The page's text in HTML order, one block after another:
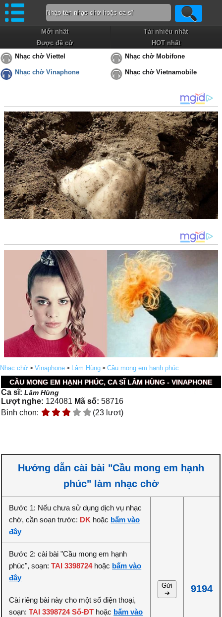
Mới nhất
Tải nhiều nhất
Được đề cử
HOT nhất
Nhạc chờ Viettel
Nhạc chờ Mobifone
Nhạc chờ Vinaphone Nhạc chờ Vietnamobile
Nhạc chờ > Vinaphone > Lâm Hùng > Cầu mong em hạnh phúc
CẦU MONG EM HẠNH PHÚC, CA SĨ LÂM HÙNG - VINAPHONE
Ca sĩ:Lâm Hùng
Lượt nghe: 124081 Mã số: 58716
Bình chọn:
(23 lượt)
Hướng dẫn cài bài "Cầu mong em hạnh
phúc" làm nhạc chờ
Bước 1: Nếu chưa sử dụng dịch vụ nhạc
chờ, cần soạn trước: DK hoặc bấm vào
đây
Gửi
➔
9194
Bước 2: cài bài "Cầu mong em hạnh
phúc", soạn:TAI 3398724hoặc bấm vào
đây
Cài riêng bài này cho một số điện thoại,
soạn:TAI 3398724 Số-ĐT hoặc bấm vào